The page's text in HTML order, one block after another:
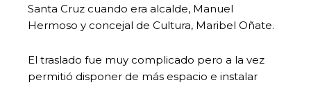
Santa Cruz cuando era alcalde, Manuel
Hermoso y concejal de Cultura, Maribel Oñate.
El traslado fue muy complicado pero a la vez
permitió disponer de más espacio e instalar